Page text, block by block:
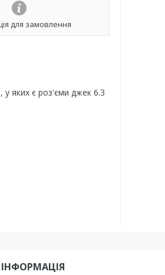
для замовлення
у яких є роз'єми джек 6.3